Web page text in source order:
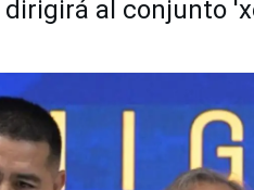
al conjunto